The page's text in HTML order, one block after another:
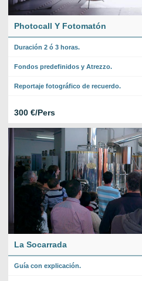
Photocall Y Fotomatón
Duración 2 ó 3 horas.
Fondos predefinidos y Atrezzo.
Reportaje fotográfico de recuerdo.
300 €/Pers
La Socarrada
Guía con explicación.